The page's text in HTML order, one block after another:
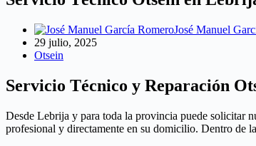
José Manuel
29 julio, 2025
Otsein
Servicio Técnico y Reparación
Desde Lebrija y para toda la provincia puede solicitar
profesional y directamente en su domicilio. Dentro de